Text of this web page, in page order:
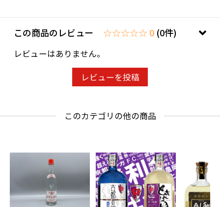
この商品のレビュー ☆☆☆☆☆ 0 (0件)
レビューはありません。
レビューを投稿
このカテゴリの他の商品